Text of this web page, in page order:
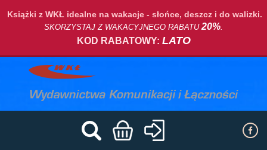
Książki z WKŁ idealne na wakacje - słońce, deszcz i do walizki.
SKORZYSTAJ Z WAKACYJNEGO RABATU20%.
KOD RABATOWY: LATO